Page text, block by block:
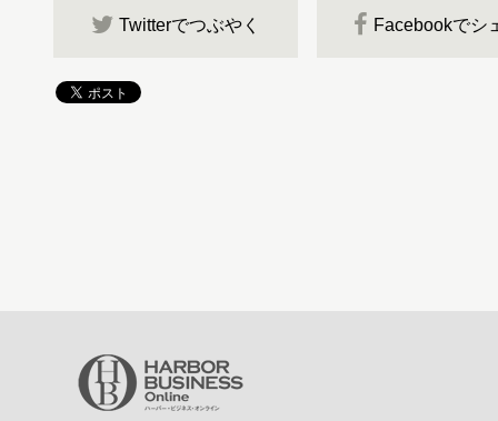
Twitterでつぶやく Facebookでシ